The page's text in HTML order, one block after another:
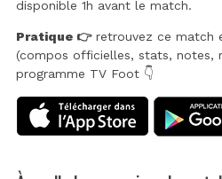
disponible 1h avant le match.
Pratique 👉retrouvez ce match
(compos officielles, stats, notes,
programme TV Foot 👇